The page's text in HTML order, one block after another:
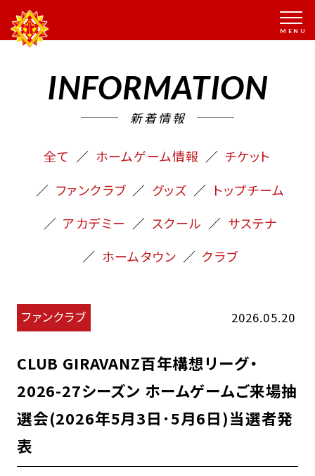
INFORMATION
新着情報
全て ホームゲーム情報
チケット
ファンクラブ
グッズ
トップチーム
アカデミー
スクール
サステナ
ホームタウン
クラブ
ファンクラブ 2026.05.20
CLUB GIRAVANZ百年構想リーグ・
2026-27シーズン ホームゲームご来場抽
選会(2026年5月3日･5月6日)当選者発
表